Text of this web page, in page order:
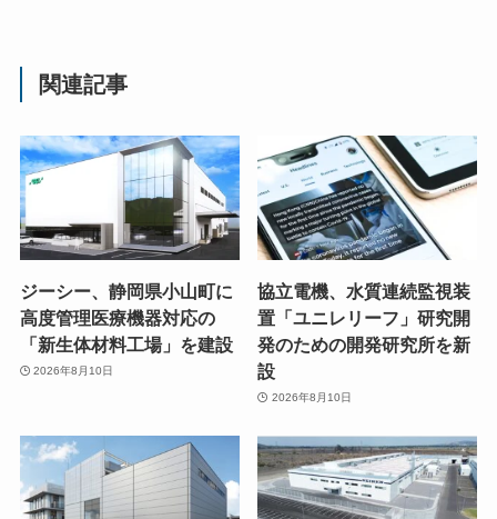
関連記事
ジーシー、静岡県小山町に
高度管理医療機器対応の
「新生体材料工場」を建設
2026年8月10日
協立電機、水質連続監視装
置「ユニレリーフ」研究開
発のための開発研究所を新
設
2026年8月10日